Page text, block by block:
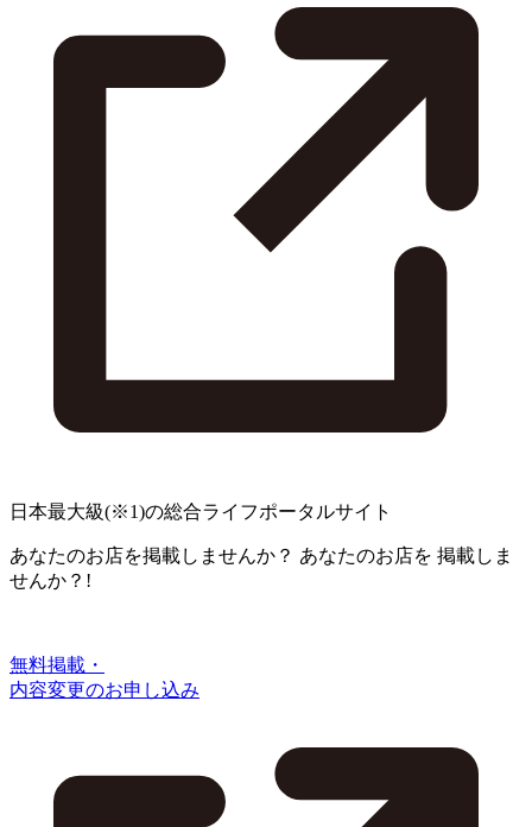
日本最大級(※1)の総合ライフポータルサイト
あなたのお店を掲載しませんか？ あなたのお店を 掲載しま
せんか？!
無料掲載・
内容変更のお申し込み